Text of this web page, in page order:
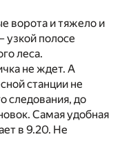
ворота и тяжело и
узкой полосе
леса.
не ждет. А
станции не
следования, до
Самая удобная
в 9.20. Не